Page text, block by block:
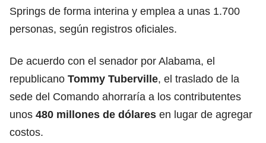
Springs de forma interina y emplea a unas 1.700
personas, según registros oficiales.
De acuerdo con el senador por Alabama, el
republicano Tommy Tuberville, el traslado de la
sede del Comando ahorraría a los contributentes
unos 480 millones de dólares en lugar de agregar
costos.